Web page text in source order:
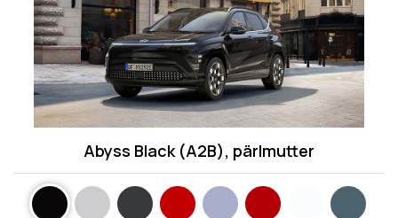
Abyss Black (A2B), pärlmutter